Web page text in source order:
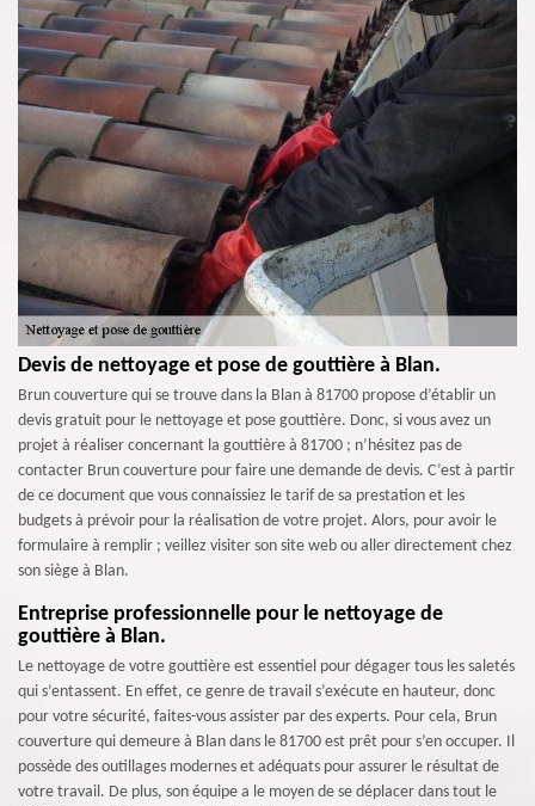
Devis de nettoyage et pose de gouttière à Blan.
Brun couverture qui se trouve dans la Blan à 81700 propose d’établir un
devis gratuit pour le nettoyage et pose gouttière. Donc, si vous avez un
projet à réaliser concernant la gouttière à 81700 ; n’hésitez pas de
contacter Brun couverture pour faire une demande de devis. C’est à partir
de ce document que vous connaissiez le tarif de sa prestation et les
budgets à prévoir pour la réalisation de votre projet. Alors, pour avoir le
formulaire à remplir ; veillez visiter son site web ou aller directement chez
son siège à Blan.
Entreprise professionnelle pour le nettoyage de
gouttière à Blan.
Le nettoyage de votre gouttière est essentiel pour dégager tous les saletés
qui s’entassent. En effet, ce genre de travail s’exécute en hauteur, donc
pour votre sécurité, faites-vous assister par des experts. Pour cela, Brun
couverture qui demeure à Blan dans le 81700 est prêt pour s’en occuper. Il
possède des outillages modernes et adéquats pour assurer le résultat de
votre travail. De plus, son équipe a le moyen de se déplacer dans tout le